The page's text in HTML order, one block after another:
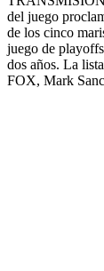
del juego
de los cinco
juego de
dos años. La
FOX, Mark